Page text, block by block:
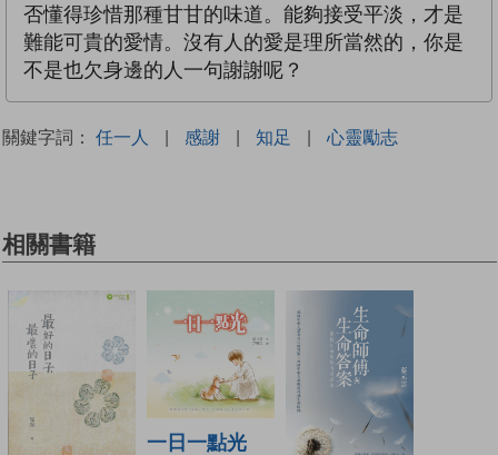
否懂得珍惜那種甘甘的味道。能夠接受平淡，才是
難能可貴的愛情。沒有人的愛是理所當然的，你是
不是也欠身邊的人一句謝謝呢？
關鍵字詞： 任一人 | 感謝 | 知足 | 心靈勵志
相關書籍
一日一點光